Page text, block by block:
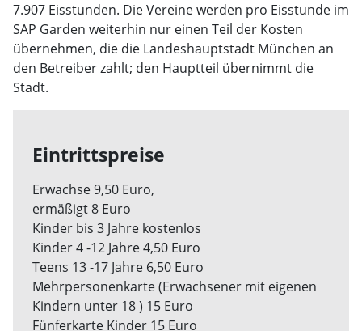
7.907 Eisstunden. Die Vereine werden pro Eisstunde im
SAP Garden weiterhin nur einen Teil der Kosten
übernehmen, die die Landeshauptstadt München an
den Betreiber zahlt; den Hauptteil übernimmt die
Stadt.
Eintrittspreise
Erwachse 9,50 Euro,
ermäßigt 8 Euro
Kinder bis 3 Jahre kostenlos
Kinder 4 -12 Jahre 4,50 Euro
Teens 13 -17 Jahre 6,50 Euro
Mehrpersonenkarte (Erwachsener mit eigenen
Kindern unter 18 ) 15 Euro
Fünferkarte Kinder 15 Euro